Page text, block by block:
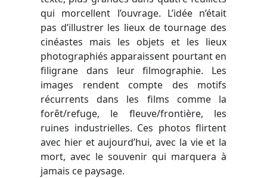
qui morcellent l’ouvrage. L’idée n’était
pas d’illustrer les lieux de tournage des
cinéastes mais les objets et les lieux
photographiés apparaissent pourtant en
filigrane dans leur filmographie. Les
images rendent compte des motifs
récurrents dans les films comme la
forêt/refuge, le fleuve/frontière, les
ruines industrielles. Ces photos flirtent
avec hier et aujourd’hui, avec la vie et la
mort, avec le souvenir qui marquera à
jamais ce paysage.